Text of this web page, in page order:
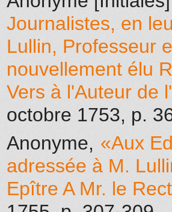
Journalistes, en
Lullin, Professeur
nouvellement élu
Vers à l'Auteur de
octobre 1753, p.
Anonyme, «Aux
adressée à M.
Epître A Mr. le